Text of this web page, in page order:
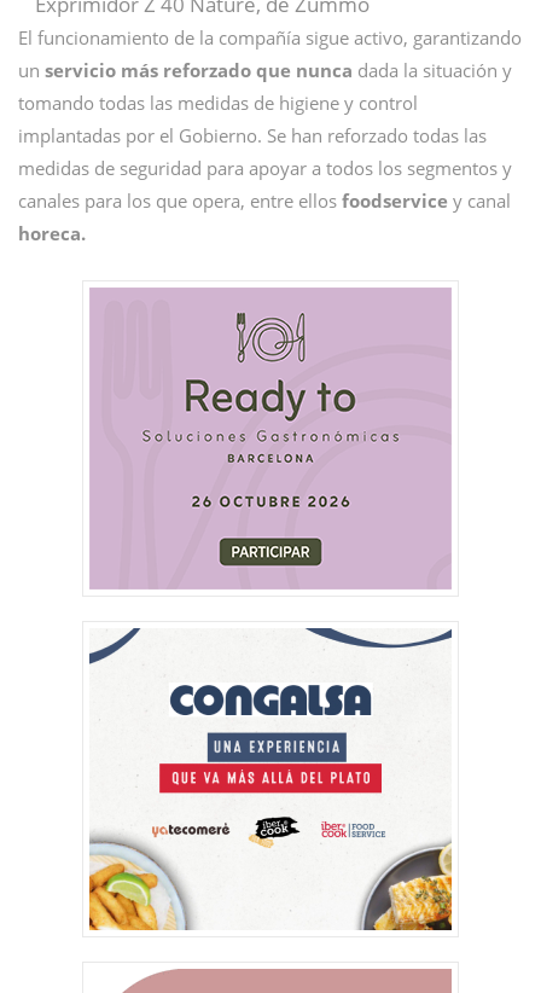
El funcionamiento de la compañía sigue activo, garantizando
un servicio más reforzado que nunca dada la situación y
tomando todas las medidas de higiene y control
implantadas por el Gobierno. Se han reforzado todas las
medidas de seguridad para apoyar a todos los segmentos y
canales para los que opera, entre ellos foodservice y canal
horeca.